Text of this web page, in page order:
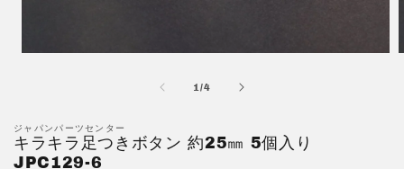
で
メ
デ
1/の
4
ジャパンパーツセンター
キラキラ足つきボタン 約25㎜ 5個入り
JPC129-6